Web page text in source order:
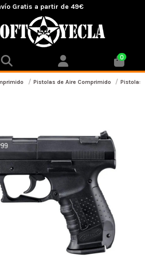
Gratis a partir de 49€
0
Pistolas de Aire Comprimido Pistolas